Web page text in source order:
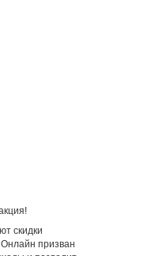
скидки
призван